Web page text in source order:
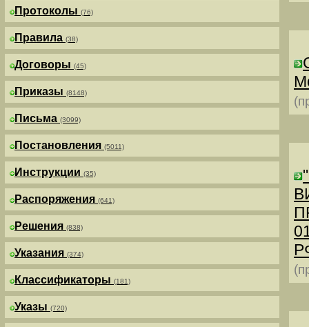
Протоколы (76)
Правила (38)
Договоры (45)
Приказы (8148)
Письма (3099)
Постановления (5011)
Инструкции (35)
Распоряжения (641)
Решения (838)
Указания (374)
Классификаторы (181)
Указы (720)